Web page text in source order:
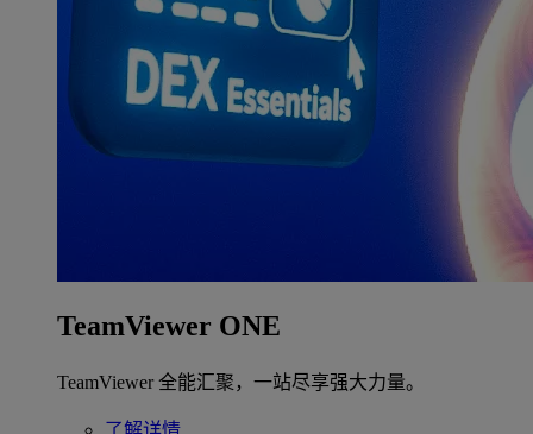
TeamViewer ONE
TeamViewer 全能汇聚，一站尽享强大力量。